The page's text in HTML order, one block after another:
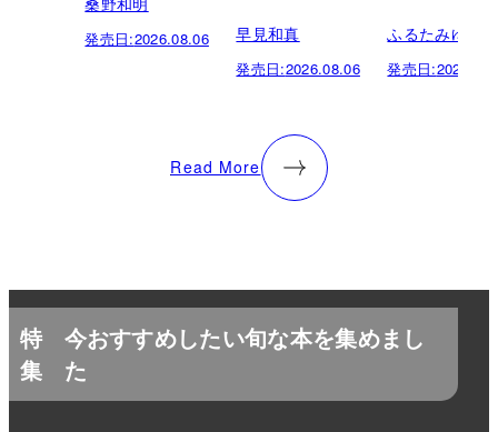
発売日:2026.08.06 早見和真
発売日:2026.08.06
ふるたみゆき
発売日:
Read More
特
集
今おすすめしたい旬な本を集めまし
た